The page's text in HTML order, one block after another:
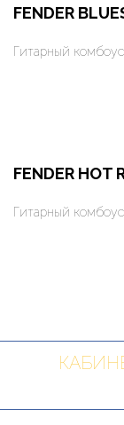
FENDER
Гитарный
FENDER HOT
Гитарный